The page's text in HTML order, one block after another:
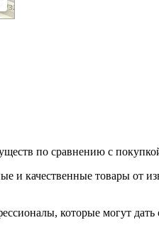
по сравнению с
и качественные товары от
которые могут